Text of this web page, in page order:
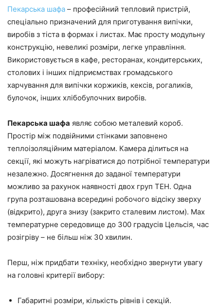
Пекарська шафа – професійний тепловий пристрій,
спеціально призначений для приготування випічки,
виробів з тіста в формах і листах. Має просту модульну
конструкцію, невеликі розміри, легке управління.
Використовується в кафе, ресторанах, кондитерських,
столових і інших підприємствах громадського
харчування для випічки коржиків, кексів, рогаликів,
булочок, інших хлібобулочних виробів.
Пекарська шафа являє собою металевий короб.
Простір між подвійними стінками заповнено
теплоізоляційним матеріалом. Камера ділиться на
секції, які можуть нагріватися до потрібної температури
незалежно. Досягнення до заданої температури
можливо за рахунок наявності двох груп ТЕН. Одна
група розташована всередині робочого відсіку зверху
(відкрито), друга знизу (закрито сталевим листом). Max
температурне середовище до 300 градусів Цельсія, час
розігріву – не більш ніж 30 хвилин.
Перш, ніж придбати техніку, необхідно звернути увагу
на головні критерії вибору:
Габаритні розміри, кількість рівнів і секцій.